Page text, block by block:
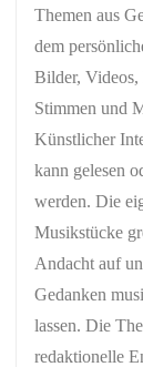
Themen aus
dem
Bilder, Videos,
Stimmen und
Künstlicher
kann gelesen
werden. Die
Musikstücke
Andacht auf
Gedanken
lassen. Die
redaktionelle